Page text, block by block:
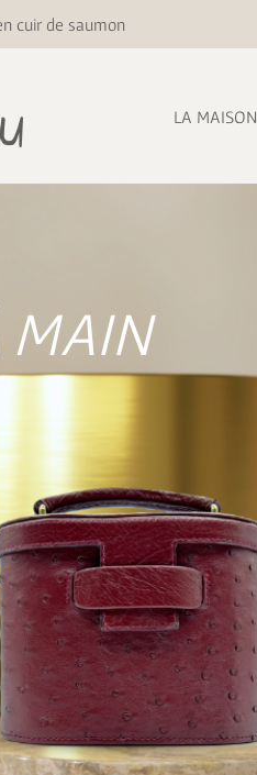
cuir de saumon
LA MAISON
MAIN